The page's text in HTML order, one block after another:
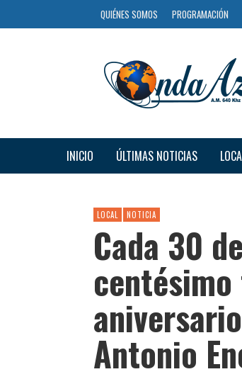
QUIÉNES SOMOS PROGRAMACIÓN
INICIO ÚLTIMAS NOTICIAS
LOCAL NOTICIA
Cada 30
Antonio